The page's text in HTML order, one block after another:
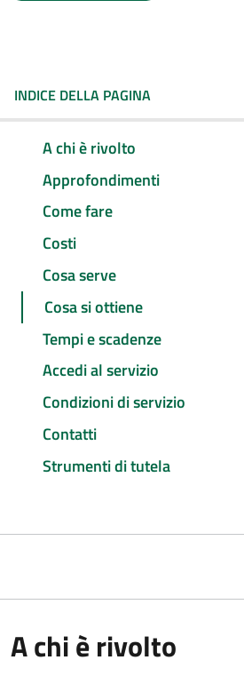
INDICE DELLA PAGINA
A chi è rivolto
Approfondimenti
Come fare
Costi
Cosa serve
Cosa si ottiene
Tempi e scadenze
Accedi al servizio
Condizioni di servizio
Contatti
Strumenti di tutela
A chi è rivolto